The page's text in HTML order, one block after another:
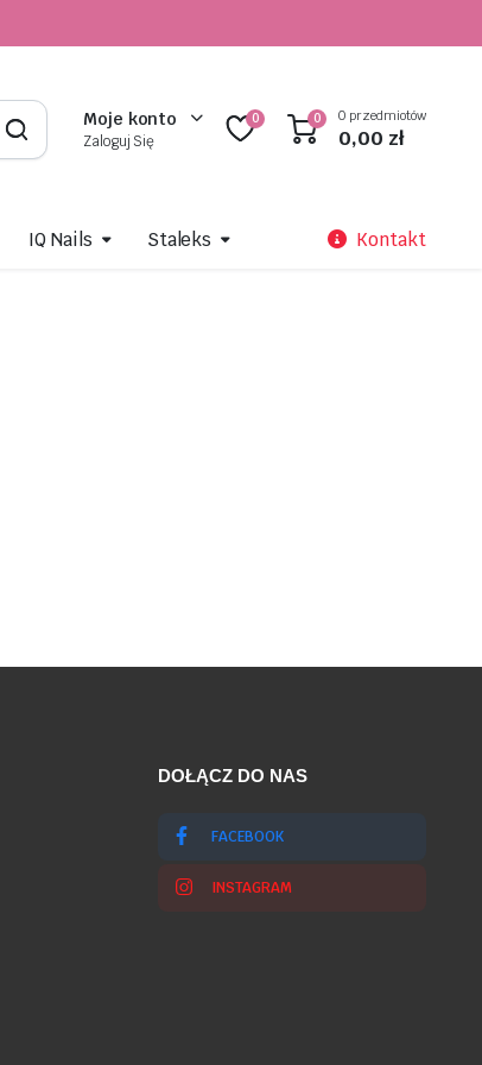
Moje konto
Zaloguj Się
0 0 0 przedmiotów
0,00 zł
IQ Nails Staleks Kontakt
DOŁĄCZ DO NAS
FACEBOOK
INSTAGRAM